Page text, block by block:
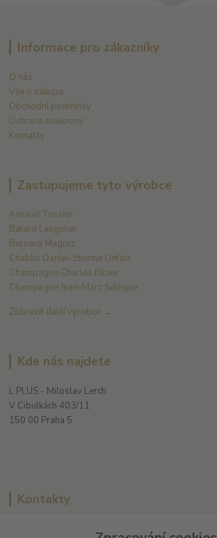
Informace pro zákazníky
O nás
Vše o nákupu
Obchodní podmínky
Ochrana soukromí
Kontakty
Zastupujeme tyto výrobce
Arnaud Tessier
Batard Langelier
Bernard Magrez
Chablis Daniel-Etienne Defaix
Champagne Charles Ellner
Champagne Jean-Marc Sélèque
Zobrazit další výrobce →
Kde nás najdete
L PLUS - Miloslav Lerch
V Cibulkách 403/11
150 00 Praha 5
Kontakty